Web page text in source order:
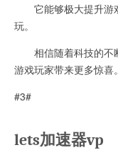
它能够极大提升游
玩。
相信随着科技的不
游戏玩家带来更多惊喜。
#3#
lets加速器vp